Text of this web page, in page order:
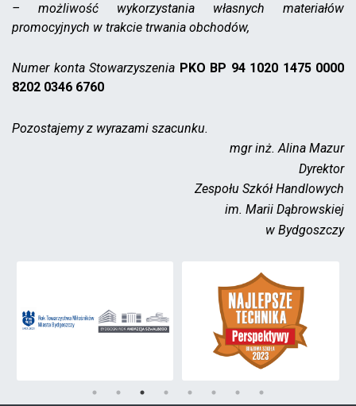
– możliwość wykorzystania własnych materiałów
promocyjnych w trakcie trwania obchodów,
Numer konta Stowarzyszenia PKO BP 94 1020 1475 0000
8202 0346 6760
Pozostajemy z wyrazami szacunku.
mgr inż. Alina Mazur
Dyrektor
Zespołu Szkół Handlowych
im. Marii Dąbrowskiej
w Bydgoszczy